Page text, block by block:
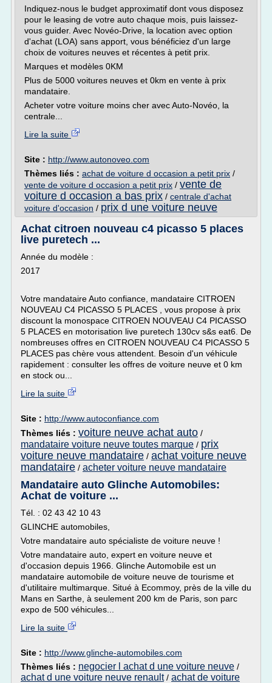
Indiquez-nous le budget approximatif dont vous disposez
pour le leasing de votre auto chaque mois, puis laissez-
vous guider. Avec Novéo-Drive, la location avec option
d'achat (LOA) sans apport, vous bénéficiez d'un large
choix de voitures neuves et récentes à petit prix.
Marques et modèles 0KM
Plus de 5000 voitures neuves et 0km en vente à prix
mandataire.
Acheter votre voiture moins cher avec Auto-Novéo, la
centrale...
Lire la suite
Site : http://www.autonoveo.com
Thèmes liés : achat de voiture d occasion a petit prix /
vente de voiture d occasion a petit prix / vente de
voiture d occasion a bas prix / centrale d'achat
voiture d'occasion / prix d une voiture neuve
Achat citroen nouveau c4 picasso 5 places
live puretech ...
Année du modèle :
2017
Votre mandataire Auto confiance, mandataire CITROEN
NOUVEAU C4 PICASSO 5 PLACES , vous propose à prix
discount la monospace CITROEN NOUVEAU C4 PICASSO
5 PLACES en motorisation live puretech 130cv s&s eat6. De
nombreuses offres en CITROEN NOUVEAU C4 PICASSO 5
PLACES pas chère vous attendent. Besoin d'un véhicule
rapidement : consulter les offres de voiture neuve et 0 km
en stock ou...
Lire la suite
Site : http://www.autoconfiance.com
Thèmes liés : voiture neuve achat auto /
mandataire voiture neuve toutes marque / prix
voiture neuve mandataire / achat voiture neuve
mandataire / acheter voiture neuve mandataire
Mandataire auto Glinche Automobiles:
Achat de voiture ...
Tél. : 02 43 42 10 43
GLINCHE automobiles,
Votre mandataire auto spécialiste de voiture neuve !
Votre mandataire auto, expert en voiture neuve et
d'occasion depuis 1966. Glinche Automobile est un
mandataire automobile de voiture neuve de tourisme et
d'utilitaire multimarque. Situé à Ecommoy, près de la ville du
Mans en Sarthe, à seulement 200 km de Paris, son parc
expo de 500 véhicules...
Lire la suite
Site : http://www.glinche-automobiles.com
Thèmes liés : negocier l achat d une voiture neuve /
achat d une voiture neuve renault/ achat de voiture